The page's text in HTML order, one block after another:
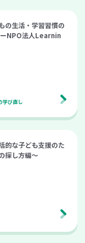
の生活・学習習慣の
NPO法人Learnin
学び直し
的な子ども支援のた
探し方編〜